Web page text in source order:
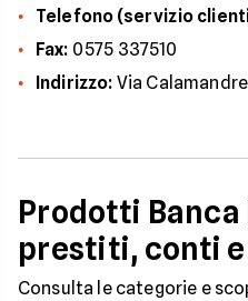
Telefono (servizio
Fax: 0575 337510
Indirizzo: Via
Prodotti
prestiti, conti
Consulta le categorie e